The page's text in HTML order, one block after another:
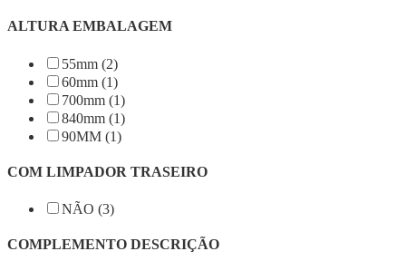
ALTURA EMBALAGEM
55mm (2)
60mm (1)
700mm (1)
840mm (1)
90MM (1)
COM LIMPADOR TRASEIRO
NÃO (3)
COMPLEMENTO DESCRIÇÃO